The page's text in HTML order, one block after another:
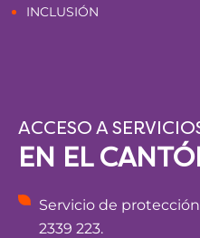
INCLUSIÓN
ACCESO A
EN EL
Servicio de
2339 223.